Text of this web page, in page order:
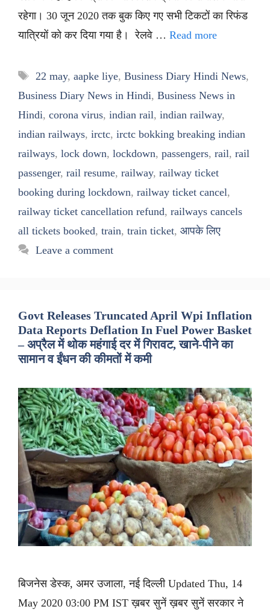
रहेगा। 30 जून 2020 तक बुक किए गए सभी टिकटों का रिफंड
यात्रियों को कर दिया गया है। रेलवे … Read more
Tags
22 may, aapke liye, Business Diary Hindi News,
Business Diary News in Hindi, Business News in
Hindi, corona virus, indian rail, indian railway,
indian railways, irctc, irctc bokking breaking indian
railways, lock down, lockdown, passengers, rail, rail
passenger, rail resume, railway, railway ticket
booking during lockdown, railway ticket cancel,
railway ticket cancellation refund, railways cancels
all tickets booked, train, train ticket, आपके लिए
Leave a comment
Govt Releases Truncated April Wpi Inflation
Data Reports Deflation In Fuel Power Basket
– अप्रैल में थोक महंगाई दर में गिरावट, खाने-पीने का
सामान व ईंधन की कीमतों में कमी
बिजनेस डेस्क, अमर उजाला, नई दिल्ली Updated Thu, 14
May 2020 03:00 PM IST ख़बर सुनें ख़बर सुनें सरकार ने